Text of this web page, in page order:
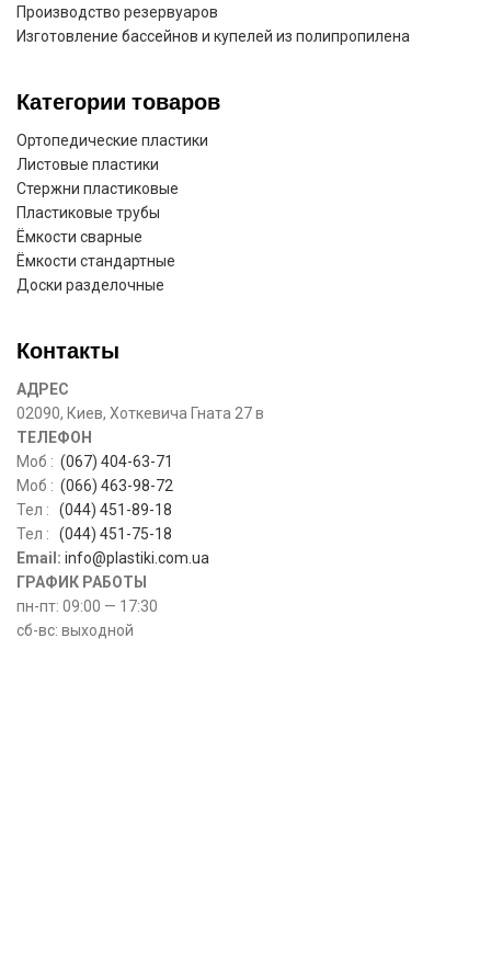
Производство резервуаров
Изготовление бассейнов и купелей из полипропилена
Категории товаров
Ортопедические пластики
Листовые пластики
Стержни пластиковые
Пластиковые трубы
Ёмкости сварные
Ёмкости стандартные
Доски разделочные
Контакты
АДРЕС
02090, Киев, Хоткевича Гната 27 в
ТЕЛЕФОН
Моб : (067) 404-63-71
Моб : (066) 463-98-72
Тел : (044) 451-89-18
Тел :
(044) 451-75-18
Email: info@plastiki.com.ua
ГРАФИК РАБОТЫ
пн-пт: 09:00 — 17:30
сб-вс: выходной